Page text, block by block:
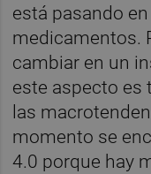
está pasando
medicamentos.
cambiar en un
este aspecto es
las
momento se
4.0 porque hay